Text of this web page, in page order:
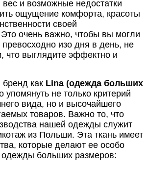
и возможные недостатки
ощущение комфорта, красоты
своей
очень важно, чтобы вы могли
превосходно изо дня в день, не
что выглядите эффектно и
бренд как Lina (одежда больших
упомянуть не только критерий
вида, но и высочайшего
товаров. Важно то, что
нашей одежды служит
из Польши. Эта ткань имеет
которые делают ее особо
больших размеров: